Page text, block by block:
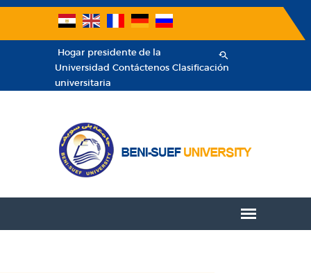
Hogar presidente de la
Universidad Contáctenos Clasificación
universitaria